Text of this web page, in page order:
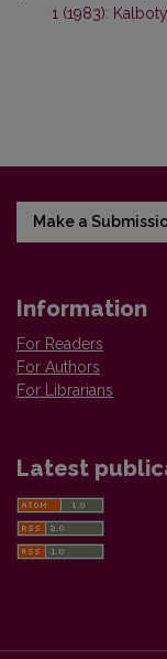
1 (1983):
Make a
Information
For Readers
For Authors
For Librarians
Latest